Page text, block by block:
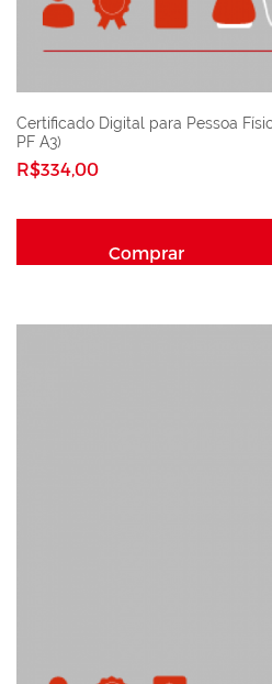
Certificado Digital para Pessoa
PF A3)
R$334,00
Comprar